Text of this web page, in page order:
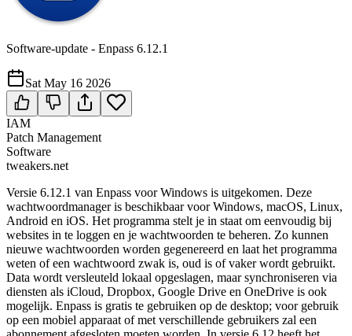
Software-update - Enpass 6.12.1
Sat May 16 2026
IAM
Patch Management
Software
tweakers.net
Versie 6.12.1 van Enpass voor Windows is uitgekomen. Deze
wachtwoordmanager is beschikbaar voor Windows, macOS, Linux,
Android en iOS. Het programma stelt je in staat om eenvoudig bij
websites in te loggen en je wachtwoorden te beheren. Zo kunnen
nieuwe wachtwoorden worden gegenereerd en laat het programma
weten of een wachtwoord zwak is, oud is of vaker wordt gebruikt.
Data wordt versleuteld lokaal opgeslagen, maar synchroniseren via
diensten als iCloud, Dropbox, Google Drive en OneDrive is ook
mogelijk. Enpass is gratis te gebruiken op de desktop; voor gebruik
op een mobiel apparaat of met verschillende gebruikers zal een